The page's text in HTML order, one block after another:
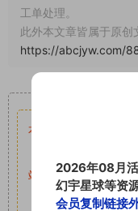
工单处理。
此外本文章皆属于原创
https://abcjyw.com/
本站资源均来自网络
站内资源为网友个人
可,禁止用于任何
2026年08月活
幻宇星球等资
会员复制链接